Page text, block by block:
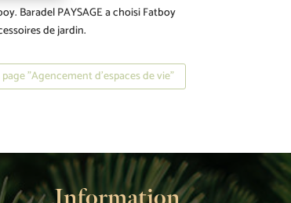
Baradel PAYSAGE a choisi Fatboy
de jardin.
"Agencement d’espaces de vie"